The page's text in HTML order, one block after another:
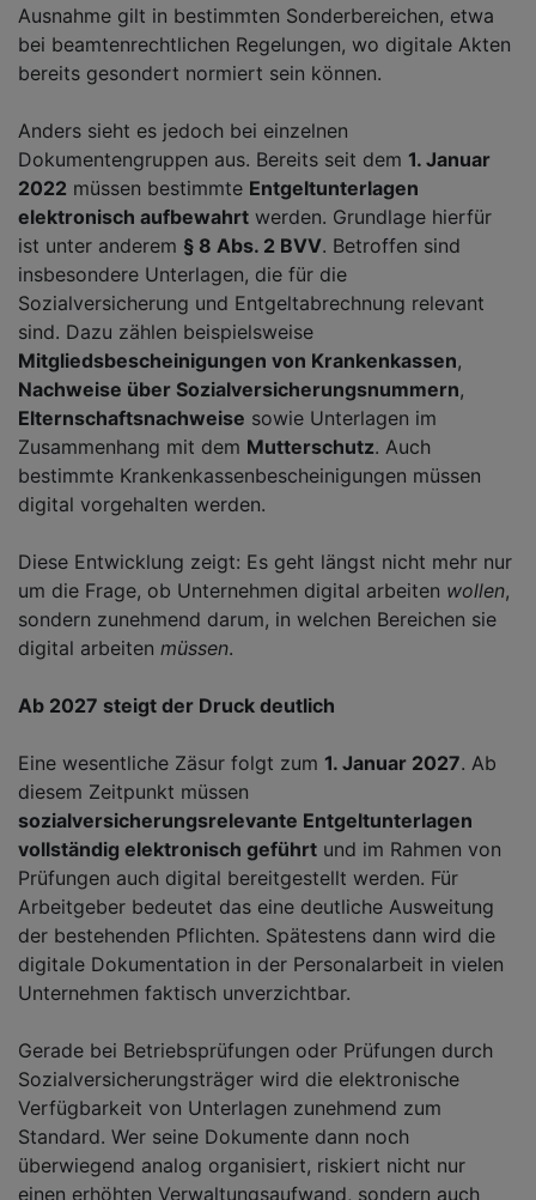
Ausnahme gilt in bestimmten Sonderbereichen, etwa
bei beamtenrechtlichen Regelungen, wo digitale Akten
bereits gesondert normiert sein können.
Anders sieht es jedoch bei einzelnen
Dokumentengruppen aus. Bereits seit dem 1. Januar
2022 müssen bestimmte Entgeltunterlagen
elektronisch aufbewahrt werden. Grundlage hierfür
ist unter anderem § 8 Abs. 2 BVV. Betroffen sind
insbesondere Unterlagen, die für die
Sozialversicherung und Entgeltabrechnung relevant
sind. Dazu zählen beispielsweise
Mitgliedsbescheinigungen von Krankenkassen,
Nachweise über Sozialversicherungsnummern,
Elternschaftsnachweise sowie Unterlagen im
Zusammenhang mit dem Mutterschutz. Auch
bestimmte Krankenkassenbescheinigungen müssen
digital vorgehalten werden.
Diese Entwicklung zeigt: Es geht längst nicht mehr nur
um die Frage, ob Unternehmen digital arbeiten wollen,
sondern zunehmend darum, in welchen Bereichen sie
digital arbeiten müssen.
Ab 2027 steigt der Druck deutlich
Eine wesentliche Zäsur folgt zum 1. Januar 2027. Ab
diesem Zeitpunkt müssen
sozialversicherungsrelevante Entgeltunterlagen
vollständig elektronisch geführt und im Rahmen von
Prüfungen auch digital bereitgestellt werden. Für
Arbeitgeber bedeutet das eine deutliche Ausweitung
der bestehenden Pflichten. Spätestens dann wird die
digitale Dokumentation in der Personalarbeit in vielen
Unternehmen faktisch unverzichtbar.
Gerade bei Betriebsprüfungen oder Prüfungen durch
Sozialversicherungsträger wird die elektronische
Verfügbarkeit von Unterlagen zunehmend zum
Standard. Wer seine Dokumente dann noch
überwiegend analog organisiert, riskiert nicht nur
einen erhöhten Verwaltungsaufwand, sondern auch